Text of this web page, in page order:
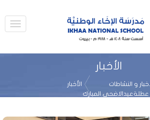
الأخبار
و النشاطات
الأخبار
عطلةعيدالاضحى المبارك